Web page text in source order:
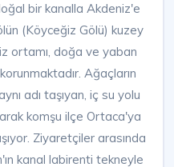
bir kanalla Akdeniz'e
(Köyceğiz Gölü) kuzey
ortamı, doğa ve yaban
Ağaçların
adı taşıyan, iç su yolu
komşu ilçe Ortaca'ya
Ziyaretçiler arasında
kanal labirenti tekneyle